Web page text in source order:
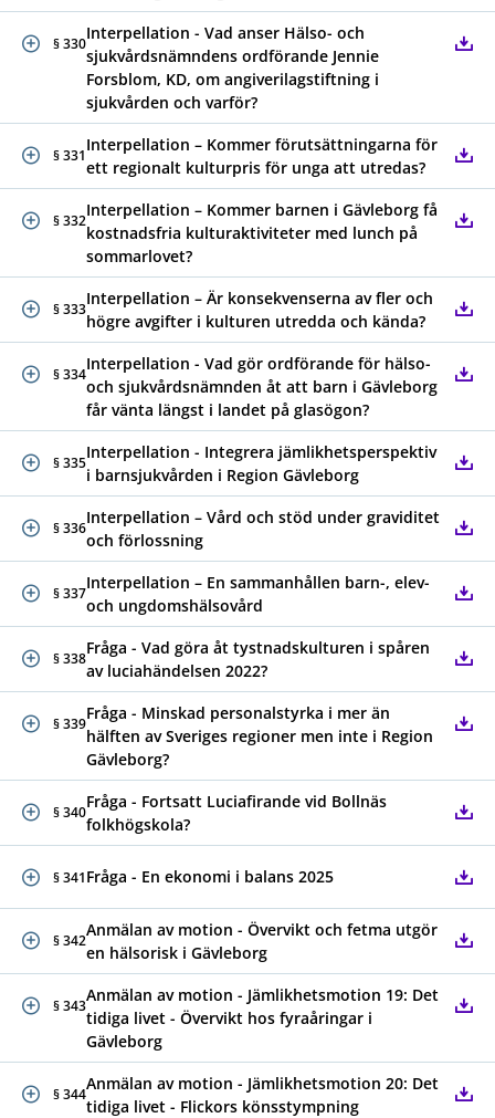
§ 330
Interpellation - Vad anser Hälso- och
sjukvårdsnämndens ordförande Jennie
Forsblom, KD, om angiverilagstiftning i
sjukvården och varför?
§ 331
Interpellation – Kommer förutsättningarna för
ett regionalt kulturpris för unga att utredas?
§ 332
Interpellation – Kommer barnen i Gävleborg få
kostnadsfria kulturaktiviteter med lunch på
sommarlovet?
§ 333
Interpellation – Är konsekvenserna av fler och
högre avgifter i kulturen utredda och kända?
§ 334
Interpellation - Vad gör ordförande för hälso-
och sjukvårdsnämnden åt att barn i Gävleborg
får vänta längst i landet på glasögon?
§ 335
Interpellation - Integrera jämlikhetsperspektiv
i barnsjukvården i Region Gävleborg
§ 336
Interpellation – Vård och stöd under graviditet
och förlossning
§ 337
Interpellation – En sammanhållen barn-, elev-
och ungdomshälsovård
§ 338
Fråga - Vad göra åt tystnadskulturen i spåren
av luciahändelsen 2022?
§ 339
Fråga - Minskad personalstyrka i mer än
hälften av Sveriges regioner men inte i Region
Gävleborg?
§ 340
Fråga - Fortsatt Luciafirande vid Bollnäs
folkhögskola?
§ 341Fråga - En ekonomi i balans 2025
§ 342
Anmälan av motion - Övervikt och fetma utgör
en hälsorisk i Gävleborg
§ 343
Anmälan av motion - Jämlikhetsmotion 19: Det
tidiga livet - Övervikt hos fyraåringar i
Gävleborg
§ 344
Anmälan av motion - Jämlikhetsmotion 20: Det
tidiga livet - Flickors könsstympning